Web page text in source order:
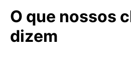
O que nossos
dizem